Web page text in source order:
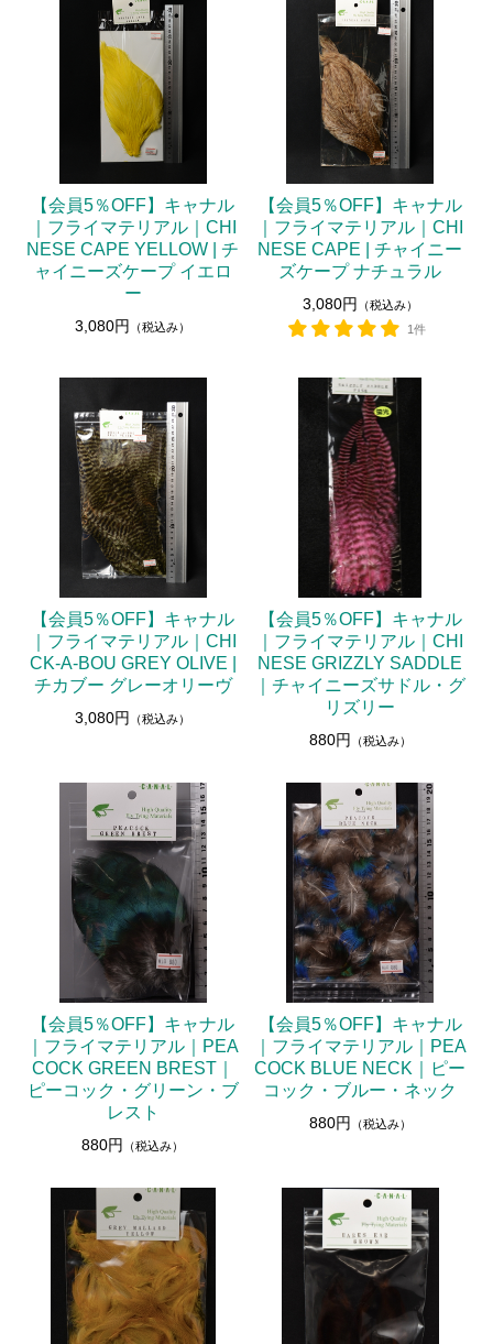
【会員5％OFF】キャナル
｜フライマテリアル｜CHI
NESE CAPE YELLOW | チ
ャイニーズケープ イエロ
ー
3,080円 （税込み）
【会員5％OFF】キャナル
｜フライマテリアル｜CHI
NESE CAPE | チャイニー
ズケープ ナチュラル
3,080円
（税込み）
1件
【会員5％OFF】キャナル
｜フライマテリアル｜CHI
CK-A-BOU GREY OLIVE |
チカブー グレーオリーヴ
3,080円 （税込み）
【会員5％OFF】キャナル
｜フライマテリアル｜CHI
NESE GRIZZLY SADDLE
｜チャイニーズサドル・グ
リズリー
880円 （税込み）
【会員5％OFF】キャナル
｜フライマテリアル｜PEA
COCK GREEN BREST｜
ピーコック・グリーン・ブ
レスト
880円 （税込み）
【会員5％OFF】キャナル
｜フライマテリアル｜PEA
COCK BLUE NECK｜ピー
コック・ブルー・ネック
880円 （税込み）